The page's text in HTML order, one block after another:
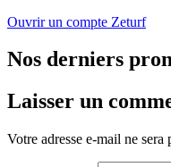
Ouvrir un compte Zeturf
Nos derniers
Laisser un
Votre adresse e-mail ne sera